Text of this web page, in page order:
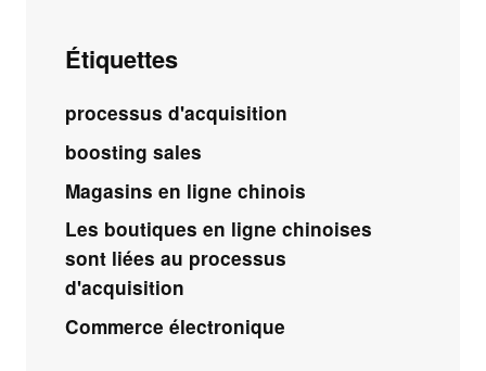
Étiquettes
processus d'acquisition
boosting sales
Magasins en ligne chinois
Les boutiques en ligne chinoises
sont liées au processus
d'acquisition
Commerce électronique